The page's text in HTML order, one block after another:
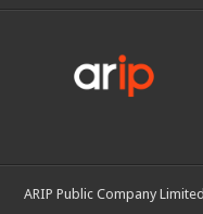
ARIP Public Company Limited